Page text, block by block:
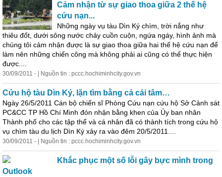
Cảm nhận từ sự giao thoa giữa 2 thế hệ
cứu nạn...
Những ngày vụ tàu Dìn Ký chìm, trời nắng như
thiêu đốt, dưới sông nước chảy cuồn cuộn, ngứa ngáy, hình ảnh mà
chúng tôi cảm nhận được là sự giao thoa giữa hai thế hệ cứu nạn để
làm nên những chiến công mà không phải ai cũng có thể thực hiện
được....
30/09/2011 - | Nguồn tin : pccc.hochiminhcity.gov.vn
Cứu hộ tàu Dìn Ký, lặn tìm bằng cả cái tâm…
Ngày 26/5/2011 Cán bộ chiến sĩ Phòng Cứu nạn cứu hộ Sở Cảnh sát
PC&CC TP Hồ Chí Minh đón nhận bằng khen của Ủy ban nhân
Thành phố cho các tập thể và cá nhân đã có thành tích trong cứu hộ
vụ chìm tàu du lịch Dìn Ký xảy ra vào đêm 20/5/2011....
30/09/2011 - | Nguồn tin : pccc.hochiminhcity.gov.vn
Khắc phục một số lỗi gây bực mình trong
Outlook